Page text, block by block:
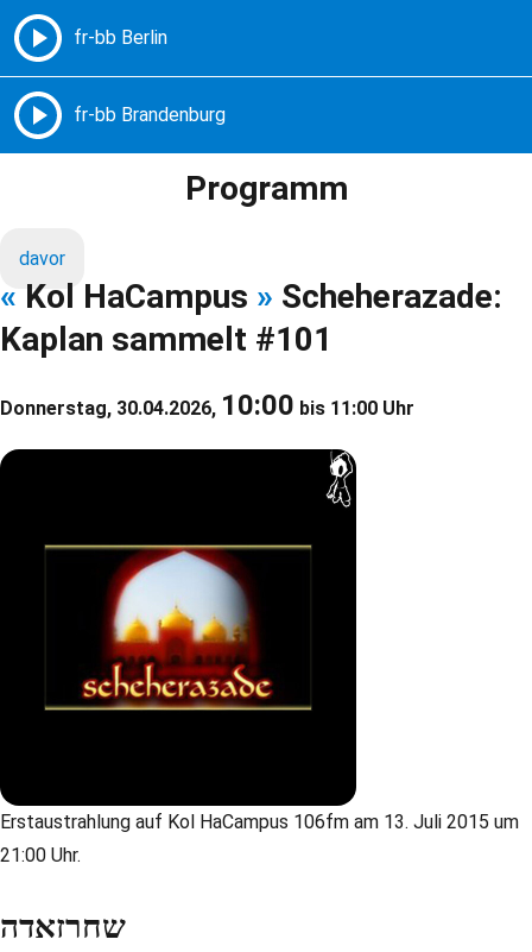
Freie Radios – Berlin Brandenburg
Programm
davor
« Kol HaCampus » Scheherazade:
Kaplan sammelt #101
Donnerstag, 30.04.2026, 10:00 bis 11:00 Uhr
Erstaustrahlung auf Kol HaCampus 106fm am 13. Juli 2015 um
21:00 Uhr.
שחרזאדה